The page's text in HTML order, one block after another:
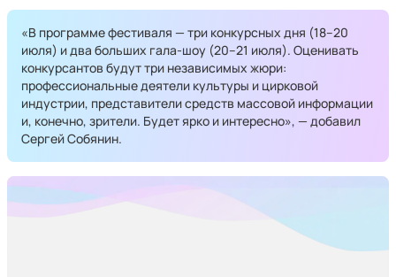
«В программе фестиваля — три конкурсных дня (18–20
июля) и два больших гала-шоу (20–21 июля). Оценивать
конкурсантов будут три независимых жюри:
профессиональные деятели культуры и цирковой
индустрии, представители средств массовой информации
и, конечно, зрители. Будет ярко и интересно», — добавил
Сергей Собянин.